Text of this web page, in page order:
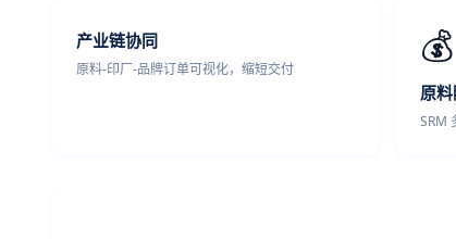
产业链协同
原料-印厂-品牌订单可视化，缩短交付
💰
原
SRM